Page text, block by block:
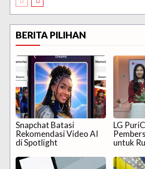
BERITA PILIHAN
Snapchat Batasi
Rekomendasi Video AI
di Spotlight
LG
untuk